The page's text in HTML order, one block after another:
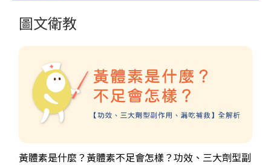
圖文衛教
黃體素是什麼？黃體素不足會怎樣？功效、三大劑型副